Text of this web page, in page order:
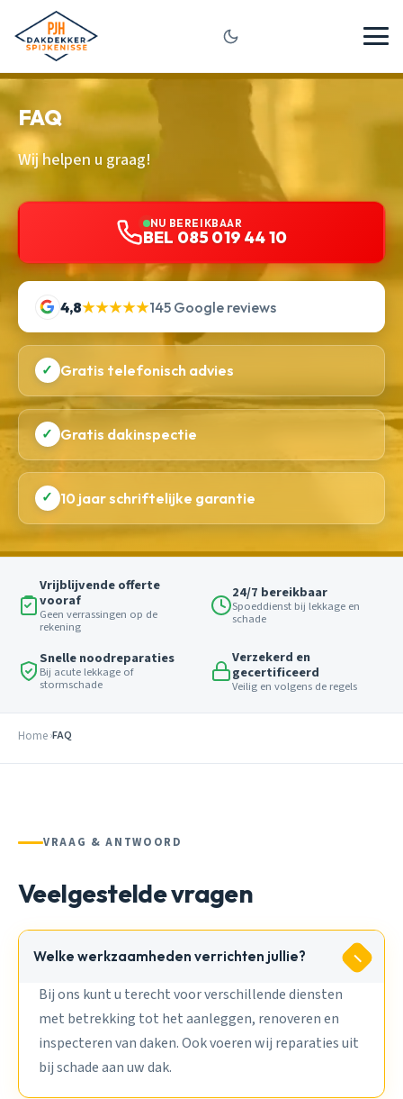
FAQ
Wij helpen u graag!
NU BEREIKBAAR
BEL 085 019 44 10
4,8★★★★★145 Google reviews
✓ Gratis telefonisch advies
✓ Gratis dakinspectie
✓ 10 jaar schriftelijke garantie
Vrijblijvende offerte
vooraf
Geen verrassingen op de
rekening
24/7 bereikbaar
Spoeddienst bij lekkage en
schade
Snelle noodreparaties
Bij acute lekkage of
stormschade
Verzekerd en
gecertificeerd
Veilig en volgens de regels
Home FAQ
VRAAG & ANTWOORD
Veelgestelde vragen
Welke werkzaamheden verrichten jullie?
Bij ons kunt u terecht voor verschillende diensten
met betrekking tot het aanleggen, renoveren en
inspecteren van daken. Ook voeren wij reparaties uit
bij schade aan uw dak.